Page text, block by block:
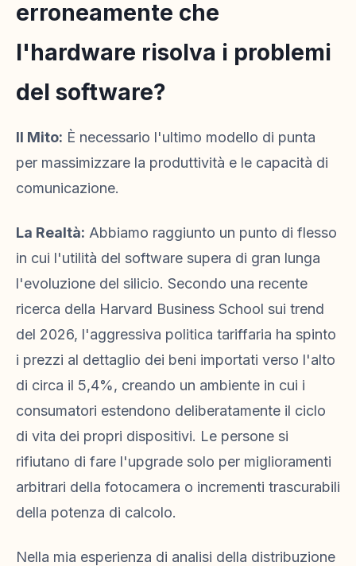
erroneamente che
l'hardware risolva i problemi
del software?
Il Mito: È necessario l'ultimo modello di punta
per massimizzare la produttività e le capacità di
comunicazione.
La Realtà: Abbiamo raggiunto un punto di flesso
in cui l'utilità del software supera di gran lunga
l'evoluzione del silicio. Secondo una recente
ricerca della Harvard Business School sui trend
del 2026, l'aggressiva politica tariffaria ha spinto
i prezzi al dettaglio dei beni importati verso l'alto
di circa il 5,4%, creando un ambiente in cui i
consumatori estendono deliberatamente il ciclo
di vita dei propri dispositivi. Le persone si
rifiutano di fare l'upgrade solo per miglioramenti
arbitrari della fotocamera o incrementi trascurabili
della potenza di calcolo.
Nella mia esperienza di analisi della distribuzione